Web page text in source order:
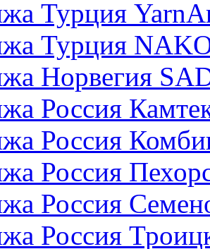
Турция
Турция
Норвегия
Россия
Россия
Россия
Россия
Россия